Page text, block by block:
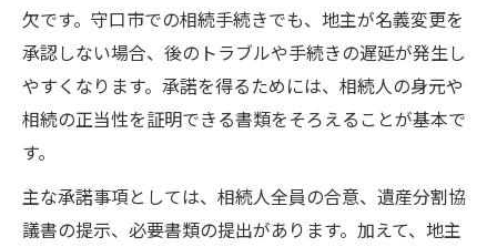
欠です。守口市での相続手続きでも、地主が名義変更を
承認しない場合、後のトラブルや手続きの遅延が発生し
やすくなります。承諾を得るためには、相続人の身元や
相続の正当性を証明できる書類をそろえることが基本で
す。
主な承諾事項としては、相続人全員の合意、遺産分割協
議書の提示、必要書類の提出があります。加えて、地主